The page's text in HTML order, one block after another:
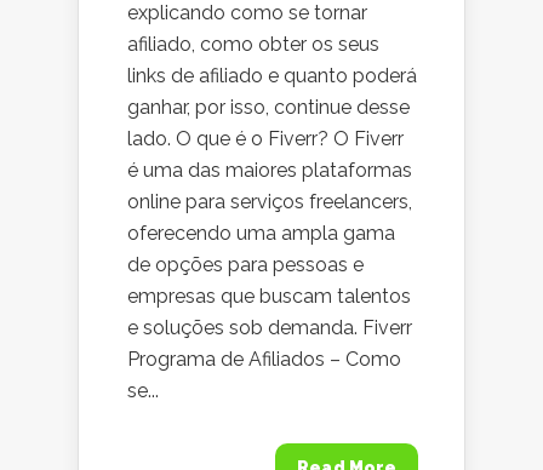
explicando como se tornar
afiliado, como obter os seus
links de afiliado e quanto poderá
ganhar, por isso, continue desse
lado. O que é o Fiverr? O Fiverr
é uma das maiores plataformas
online para serviços freelancers,
oferecendo uma ampla gama
de opções para pessoas e
empresas que buscam talentos
e soluções sob demanda. Fiverr
Programa de Afiliados – Como
se...